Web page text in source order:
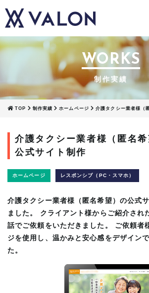
WORKS
制作実績
TOP 制作実績 ホームページ 介護タクシー業者様（
介護タクシー業者様（匿名希
公式サイト制作
ホームページ レスポンシブ（PC・スマホ）
介護タクシー業者様（匿名希望）の公式
ました。 クライアント様からご紹介され
話でご依頼をいただきました。 ご依頼者
ジを使用し、温かみと安心感をデザイン
た。